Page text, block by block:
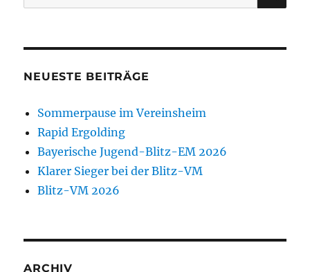
nach:
NEUESTE BEITRÄGE
Sommerpause im Vereinsheim
Rapid Ergolding
Bayerische Jugend-Blitz-EM 2026
Klarer Sieger bei der Blitz-VM
Blitz-VM 2026
ARCHIV